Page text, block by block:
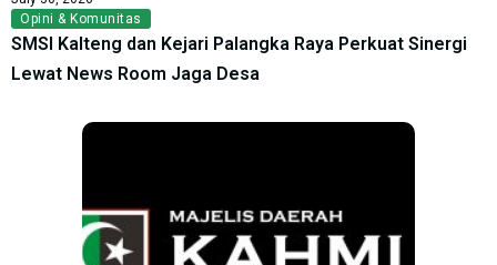
Opini & Komunitas
SMSI Kalteng dan Kejari Palangka Raya Perkuat Sinergi
Lewat News Room Jaga Desa